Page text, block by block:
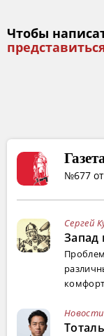
Чтобы
№677 от
Сергей
Запад